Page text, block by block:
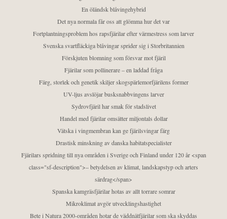
En öländsk blåvingehybrid
Det nya normala får oss att glömma hur det var
Fortplantningsproblem hos rapsfjärilar efter värmestress som larver
Svenska svartfläckiga blåvingar sprider sig i Storbritannien
Förskjuten blomning som försvar mot fjäril
Fjärilar som pollinerare – en laddad fråga
Färg, storlek och genetik skiljer skogspärlemorfjärilens former
UV-ljus avslöjar busksnabbvingens larver
Sydrovfjäril har smak för stadslivet
Handel med fjärilar omsätter miljontals dollar
Vätska i vingmembran kan ge fjärilsvingar färg
Drastisk minskning av danska habitatspecialister
Fjärilars spridning till nya områden i Sverige och Finland under 120 år <span
class="sf-description">– betydelsen av klimat, landskapstyp och arters
särdrag</span>
Spanska kamgräsfjärilar hotas av allt torrare somrar
Mikroklimat avgör utvecklingshastighet
Bete i Natura 2000-områden hotar de väddnätfjärilar som ska skyddas